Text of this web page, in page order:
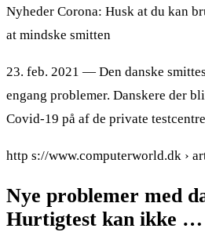
Nyheder Corona: Husk at du kan
at mindske smitten
23. feb. 2021 — Den danske
engang problemer. Danskere der
Covid-19 på af de private
http s://www.computerworld.dk ›
Nye problemer med
Hurtigtest kan ikke …